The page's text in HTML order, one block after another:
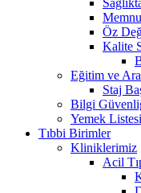
Öz
Kalite
Eğitim ve
Staj
Bilgi
Yemek Listesi
Tıbbi Birimler
Kliniklerimiz
Acil